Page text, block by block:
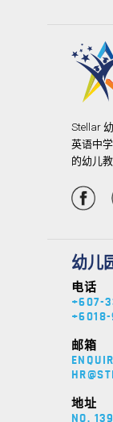
Stellar
英语中
的幼儿教
幼儿
电话
+607-
邮箱
地址
NO.